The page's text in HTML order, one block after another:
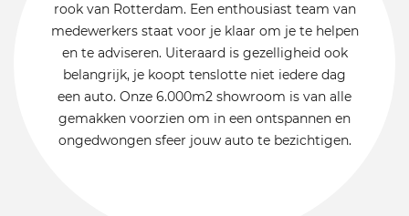
rook van Rotterdam. Een enthousiast team van
medewerkers staat voor je klaar om je te helpen
en te adviseren. Uiteraard is gezelligheid ook
belangrijk, je koopt tenslotte niet iedere dag
een auto. Onze 6.000m2 showroom is van alle
gemakken voorzien om in een ontspannen en
ongedwongen sfeer jouw auto te bezichtigen.